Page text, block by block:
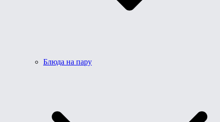
Блюда на пару